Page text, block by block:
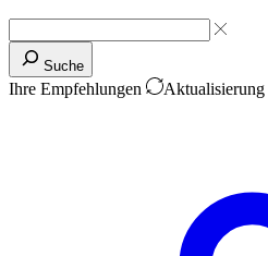
Suche
Ihre Empfehlungen Aktualisierung